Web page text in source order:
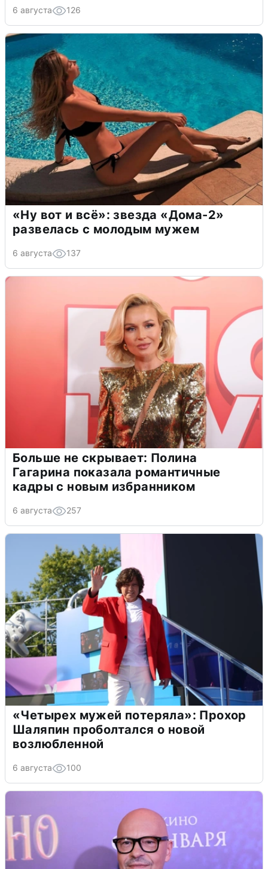
6 августа 126
«Ну вот и всё»: звезда «Дома-2»
развелась с молодым мужем
6 августа 137
Больше не скрывает: Полина
Гагарина показала романтичные
кадры с новым избранником
6 августа 257
«Четырех мужей потеряла»: Прохор
Шаляпин проболтался о новой
возлюбленной
6 августа 100